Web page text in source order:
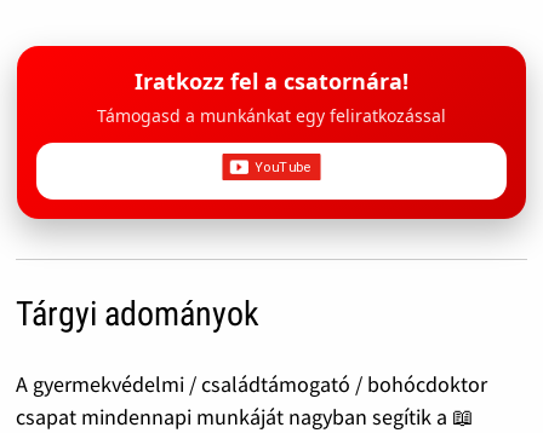
Iratkozz fel a csatornára!
Támogasd a munkánkat egy feliratkozással
Tárgyi adományok
A gyermekvédelmi / családtámogató / bohócdoktor
csapat mindennapi munkáját nagyban segítik a 📖